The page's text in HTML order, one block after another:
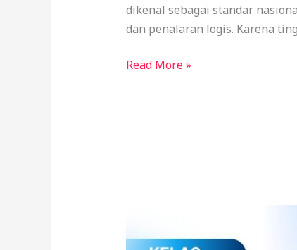
dikenal sebagai standar
dan penalaran logis. Karena
Read More »